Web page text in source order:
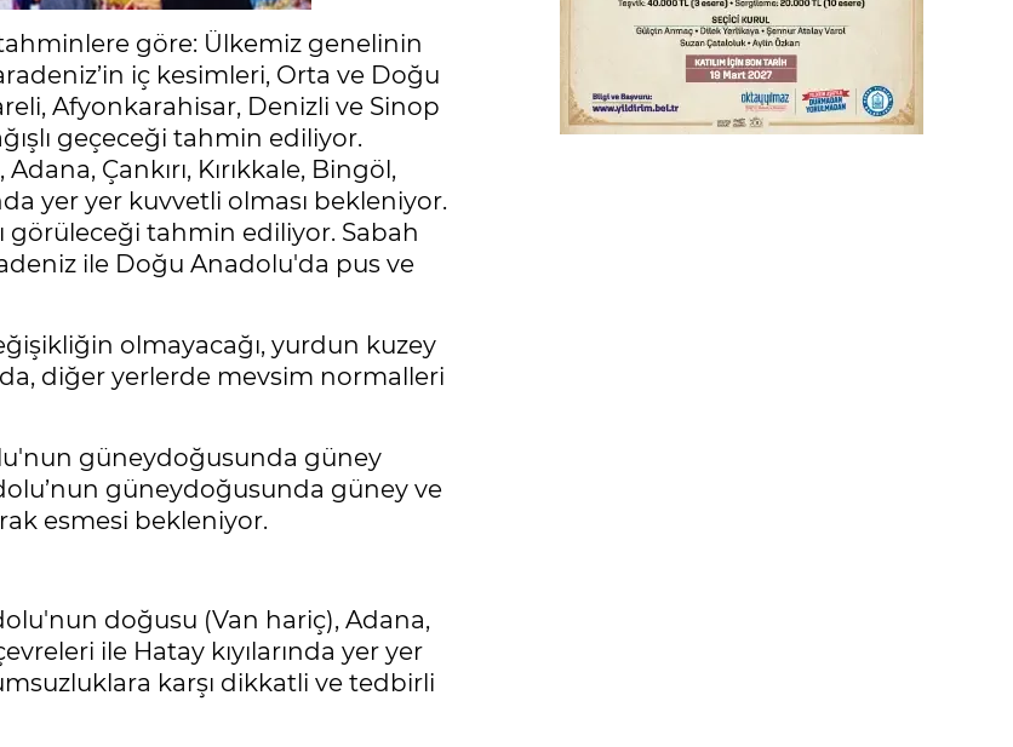
göre: Ülkemiz genelinin
iç kesimleri, Orta ve Doğu
Afyonkarahisar, Denizli ve Sinop
geçeceği tahmin ediliyor.
Çankırı, Kırıkkale, Bingöl,
yer yer kuvvetli olması bekleniyor.
görüleceği tahmin ediliyor. Sabah
ile Doğu Anadolu'da pus ve
olmayacağı, yurdun kuzey
diğer yerlerde mevsim normalleri
güneydoğusunda güney
güneydoğusunda güney ve
esmesi bekleniyor.
doğusu (Van hariç), Adana,
ile Hatay kıyılarında yer yer
karşı dikkatli ve tedbirli
Bursa'da alkollü sürücü mahalleyi savaş
alanına çevirdi
Bursa'da otomobil motosikletle çarpıştı:
2'si çocuk 3 yaralı